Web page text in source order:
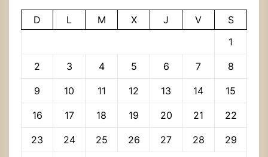
D L M X J V
S
1
2 3 4 5 6 7 8
9 10 11 12 13 14 15
16 17 18 19 20 21 22
23 24 25 26 27 28 29